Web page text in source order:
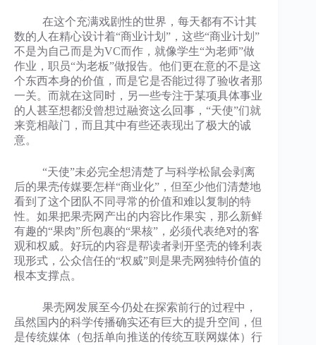
在这个充满戏剧性的世界，每天都有不计其
数的人在精心设计着“商业计划”，这些“商业计划”
不是为自己而是为VC而作，就像学生“为老师”做
作业，职员“为老板”做报告。他们更在意的不是这
个东西本身的价值，而是它是否能过得了验收者那
一关。而就在这同时，另一些专注于某项具体事业
的人甚至想都没曾想过融资这么回事，“天使”们就
来竞相敲门，而且其中有些还表现出了极大的诚
意。
“天使”未必完全想清楚了与科学松鼠会剥离
后的果壳传媒要怎样“商业化”，但至少他们清楚地
看到了这个团队不同寻常的价值和难以复制的特
性。如果把果壳网产出的内容比作果实，那么新鲜
有趣的“果肉”所包裹的“果核”，必须代表绝对的客
观和权威。好玩的内容是帮读者剥开坚壳的锋利表
现形式，公众信任的“权威”则是果壳网独特价值的
根本支撑点。
果壳网发展至今仍处在探索前行的过程中，
虽然国内的科学传播确实还有巨大的提升空间，但
是传统媒体（包括单向推送的传统互联网媒体）行